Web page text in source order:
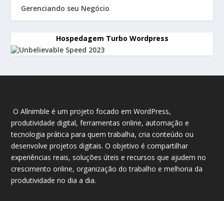
Gerenciando seu Negócio
Hospedagem Turbo Wordpress
O Allnimble é um projeto focado em WordPress,
produtividade digital, ferramentas online, automação e
tecnologia prática para quem trabalha, cria conteúdo ou
desenvolve projetos digitais. O objetivo é compartilhar
experiências reais, soluções úteis e recursos que ajudem no
crescimento online, organização do trabalho e melhoria da
produtividade no dia a dia.